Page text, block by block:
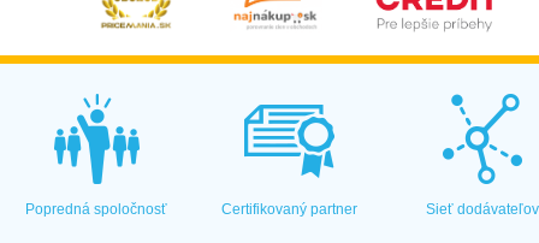
Popredná spoločnosť Certifikovaný partner Sieť dodávateľov